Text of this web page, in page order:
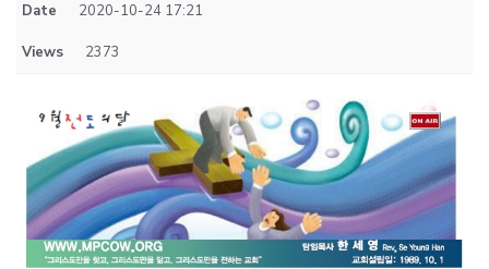
Date 2020-10-24 17:21
Views 2373